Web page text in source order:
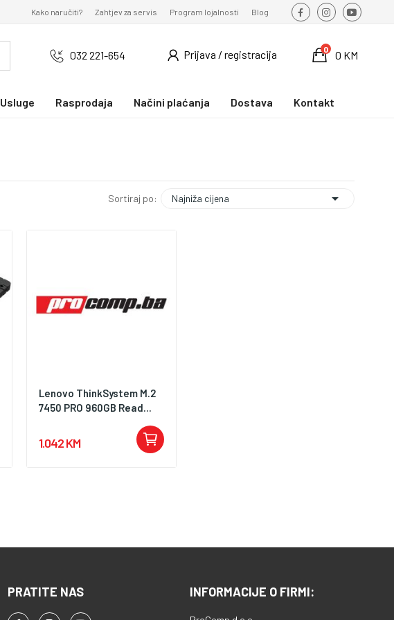
Kako naručiti? Zahtjev za servis Program lojalnosti Blog
032 221-654 Prijava / registracija 0 KM
0
Usluge Rasprodaja Načini plaćanja Dostava Kontakt
Sortiraj po: Najniža cijena 
Lenovo ThinkSystem M.2
7450 PRO 960GB Read...
1.042 KM
PRATITE NAS INFORMACIJE O FIRMI: